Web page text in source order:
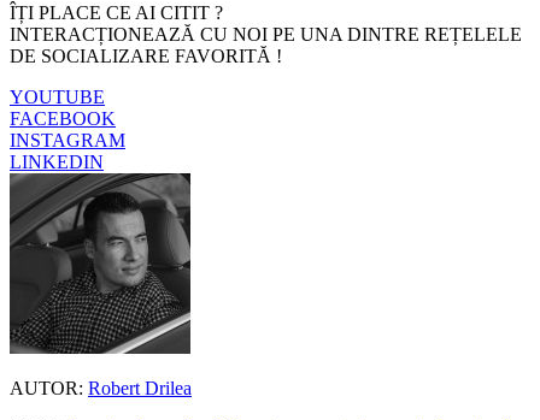
ÎȚI PLACE CE AI CITIT ?
INTERACȚIONEAZĂ CU NOI PE UNA DINTRE REȚELELE
DE SOCIALIZARE FAVORITĂ !
YOUTUBE
FACEBOOK
INSTAGRAM
LINKEDIN
AUTOR: Robert Drilea